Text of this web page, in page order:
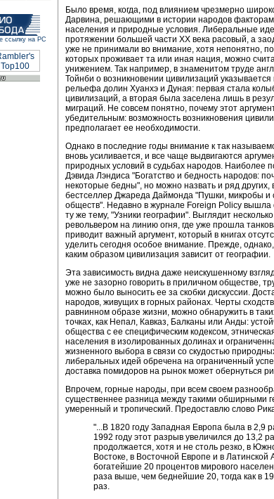
ссылку на РС
Было время, когда, под влиянием чрезмерно
Дарвина, решающими в истории народов
населения и природные условия. Либеральные
протяжении большей части XX века расовый, а
уже не принимали во внимание, хотя непонятно,
которых проживает та или иная нация, можно
унижением. Так например, в знаменитом труде
Тойнби о возникновении цивилизаций указывается
рельефа долин Хуанхэ и Дуная: первая стала
цивилизаций, а вторая была заселена лишь в
миграций. Не совсем понятно, почему этот
убедительным: возможность возникновения
предполагает ее необходимости.
Однако в последние годы внимание к так
вновь усиливается, и все чаще выдвигаются
природных условий в судьбах народов. Наиболее
Дэвида Лэндиса "Богатство и бедность народов:
некоторые бедны", но можно назвать и ряд
бестселлер Джареда Даймонда "Пушки, микробы и
обществ". Недавно в журнале Foreign Policy вышла
ту же тему, "Узники географии". Выглядит
револьвером на линию огня, где уже прошла
приводит важный аргумент, который в книгах
уделить сегодня особое внимание. Прежде,
каким образом цивилизация зависит от географии.
Эта зависимость видна даже неискушенному
уже не зазорно говорить в приличном обществе,
можно было выносить ее за скобки дискуссии.
народов, живущих в горных районах. Черты
равнинном образе жизни, можно обнаружить в
точках, как Непал, Кавказ, Балканы или Анды:
общества с ее специфическим кодексом,
населения в изолированных долинах и
жизненного выбора в связи со скудостью
либеральных идей обречена на ограниченный
доставка помидоров на рынок может обернуться
Впрочем, горные народы, при всем своем
существеннее разница между такими обширными
умеренный и тропический. Предоставлю слово
"...В 1820 году Западная Европа была в 2,9
1992 году этот разрыв увеличился до 13,2
продолжается, хотя и не столь резко, в
Востоке, в Восточной Европе и в Латинской
богатейшие 20 процентов мирового
раза выше, чем беднейшие 20, тогда как в
раз.